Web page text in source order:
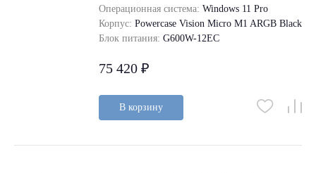
Операционная система: Windows 11 Pro
Корпус: Powercase Vision Micro M1 ARGB Black
Блок питания: G600W-12EC
75 420 ₽
В корзину